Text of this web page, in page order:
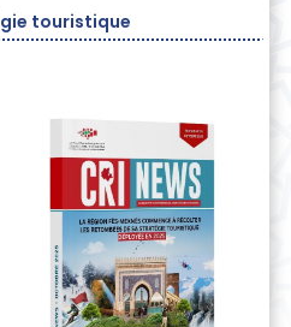
touristique